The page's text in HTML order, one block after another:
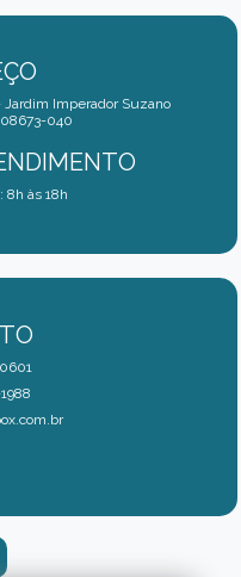
Imperador Suzano
08673-040
8h às 18h